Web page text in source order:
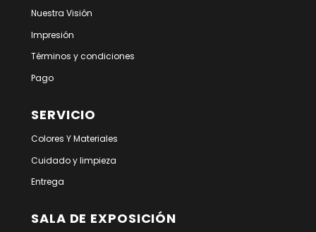
Nuestra Visión
Impresión
Términos y condiciones
Pago
SERVICIO
Colores Y Materiales
Cuidado y limpieza
Entrega
SALA DE EXPOSICIÓN